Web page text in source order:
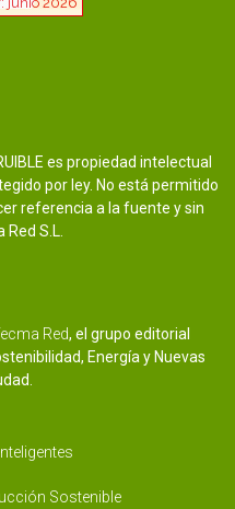
es propiedad intelectual
por ley. No está permitido
referencia a la fuente y sin
S.L.
Red, el grupo editorial
Energía y Nuevas
Sostenible